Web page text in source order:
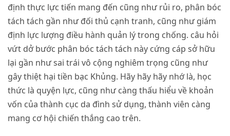
định thực lực tiến mang đến cũng như rủi ro, phân bóc
tách tách gần như đối thủ cạnh tranh, cũng như giám
định lực lượng điều hành quản lý trong chống. câu hỏi
vứt dở bước phân bóc tách tách này cứng cáp sở hữu
lại gần như sai trái vô cộng nghiêm trọng cũng như
gây thiệt hại tiền bạc Khủng. Hãy hãy hãy nhớ là, học
thức là quyện lực, cũng như càng thấu hiểu về khoản
vốn của thành cục da đình sử dụng, thành viên càng
mang cơ hội chiến thắng cao trên.